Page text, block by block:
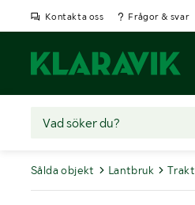
Kontakta oss Frågor & svar
Sålda objekt Lantbruk